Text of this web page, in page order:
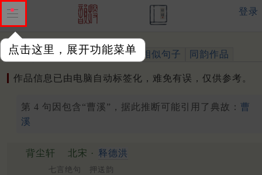
点击这里，展开功能菜单
登录
作品 标注四声 出处、引用 相似句子 同韵作品
作品信息已由电脑自动标签化，难免有误，仅供参考。
第 4 句因包含“曹溪”，据此推断可能引用了典故： 曹
溪
背尘轩 北宋 · 释德洪
七言绝句 押送韵